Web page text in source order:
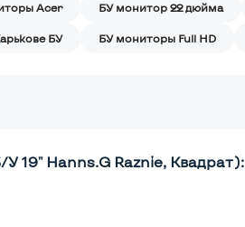
Acer БУ монитор 22 дюйма
БУ БУ мониторы Full HD
19" Hanns.G Raznie, Квадрат):